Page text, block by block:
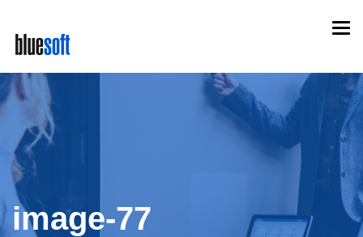
main
content
image-77